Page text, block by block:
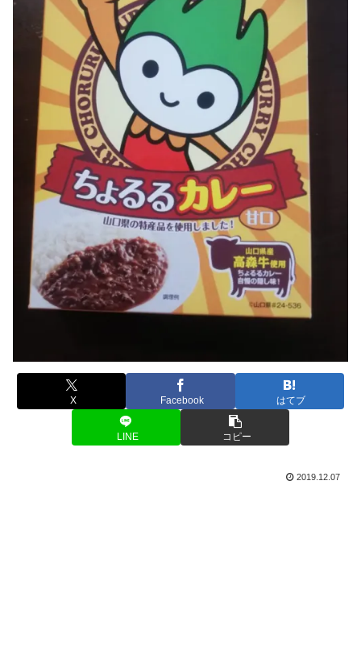
X Facebook はてブ
LINE コピー
2019.12.07